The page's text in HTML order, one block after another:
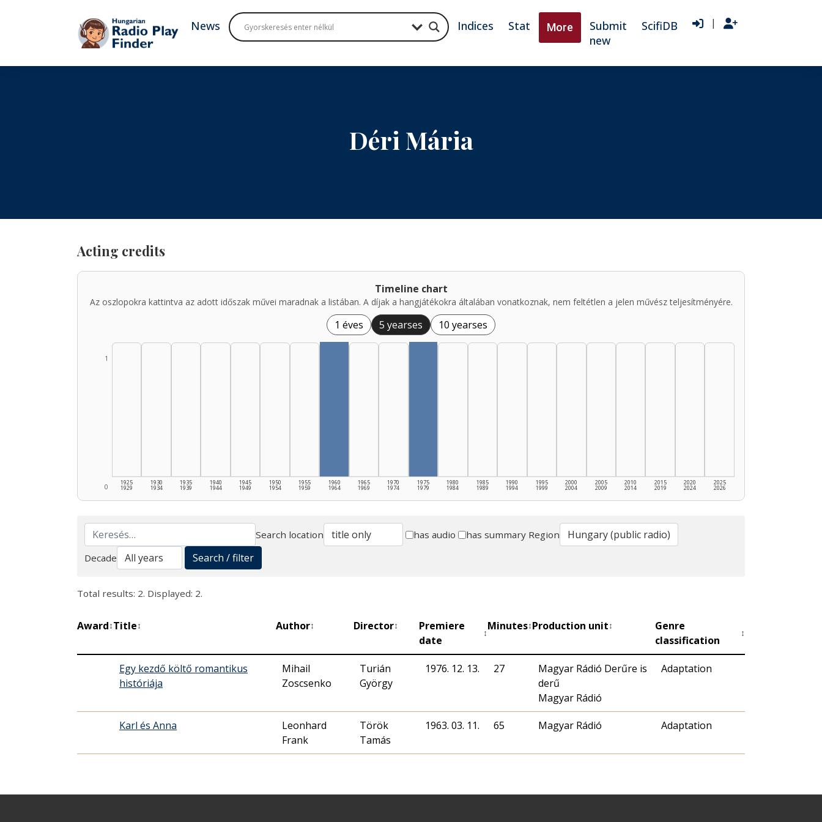
News Indices Stat More
Submit
new
ScifiDB |
Déri Mária
Acting credits
Timeline chart
Az oszlopokra kattintva az adott időszak művei maradnak a listában. A díjak a hangjátékokra általában vonatkoznak, nem feltétlen a jelen művész teljesítményére.
1 éves 5 yearses 10 yearses
0
1
1925
1929
1930
1934
1935
1939
1940
1944
1945
1949
1950
1954
1955
1959
1960
1964
1965
1969
1970
1974
1975
1979
1980
1984
1985
1989
1990
1994
1995
1999
2000
2004
2005
2009
2010
2014
2015
2019
2020
2024
2025
2026
Search
Search location has audio has summary Region
Decade
Search / filter
Total results: 2. Displayed: 2.
Award↕Title↕ Author↕ Director↕
Premiere
date
↕
Minutes↕Production unit↕
Genre
classification
↕
Egy kezdő költő romantikus
históriája
Mihail
Zoscsenko
Turián
György
1976. 12. 13. 27
Magyar Rádió Derűre is
derű
Magyar Rádió
Adaptation
Karl és Anna
Leonhard
Frank
Török
Tamás
1963. 03. 11. 65 Magyar Rádió Adaptation